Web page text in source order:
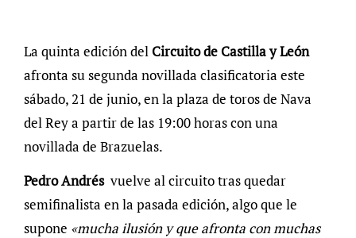
La quinta edición del Circuito de Castilla y León
afronta su segunda novillada clasificatoria este
sábado, 21 de junio, en la plaza de toros de Nava
del Rey a partir de las 19:00 horas con una
novillada de Brazuelas.
Pedro Andrésvuelve al circuito tras quedar
semifinalista en la pasada edición, algo que le
supone «mucha ilusión y que afronta con muchas